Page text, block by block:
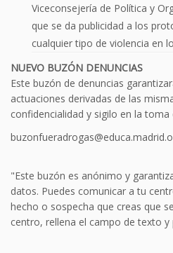
Viceconsejería de Política y
que se da publicidad a los
cualquier tipo de violencia en
NUEVO BUZÓN DENUNCIAS
Este buzón de denuncias
actuaciones derivadas de las
confidencialidad y sigilo en la toma
"Este buzón es anónimo y
datos. Puedes comunicar a tu
hecho o sospecha que creas que
centro, rellena el campo de texto y